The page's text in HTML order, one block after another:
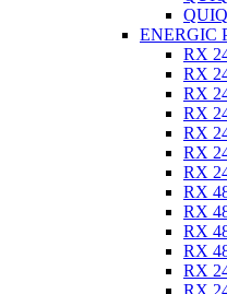
ENERGIC
RX
RX
RX
RX
RX
RX
RX
RX
RX
RX
RX
RX
RX